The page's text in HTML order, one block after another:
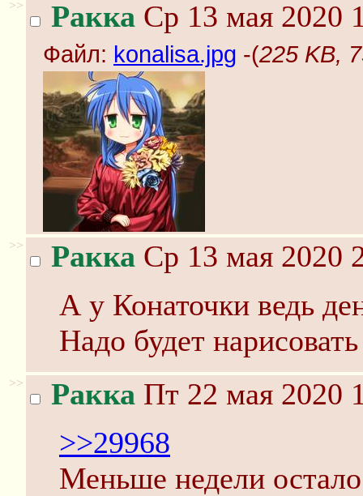
>> Ракка Ср 13 мая 2020
Файл: konalisa.jpg -(225 KB,
>> Ракка Ср 13 мая 2020
А у Конаточки ведь
Надо будет
>> Ракка Пт 22 мая 2020
>>29968
Меньше недели